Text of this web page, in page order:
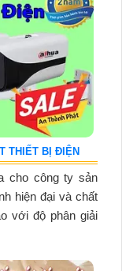
THIẾT BỊ ĐIỆN
cho công ty sản
hiện đại và chất
với độ phân giải